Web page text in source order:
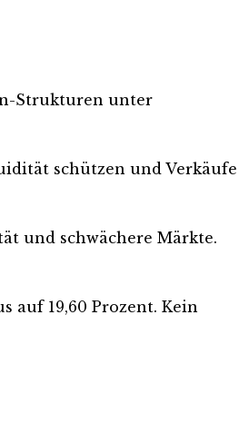
Strukturen unter
schützen und Verkäufe
und schwächere Märkte.
auf 19,60 Prozent. Kein